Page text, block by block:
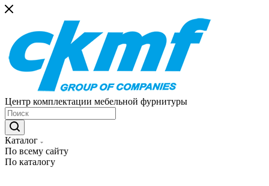
Центр комплектации мебельной фурнитуры
Каталог
По всему сайту
По каталогу